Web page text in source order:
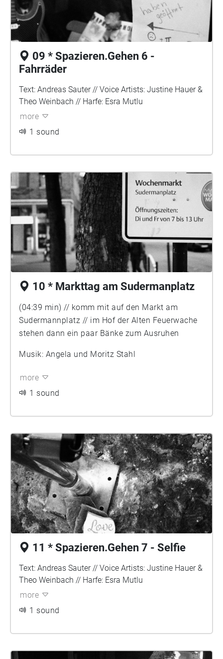
09 * Spazieren.Gehen 6 -
Fahrräder
Text: Andreas Sauter // Voice Artists: Justine Hauer &
Theo Weinbach // Harfe: Esra Mutlu
more
1 sound
10 * Markttag am Sudermanplatz
(04:39 min) // komm mit auf den Markt am
Sudermannplatz // im Hof der Alten Feuerwache
stehen dann ein paar Bänke zum Ausruhen
Musik: Angela und Moritz Stahl
more
1 sound
11 * Spazieren.Gehen 7 - Selfie
Text: Andreas Sauter // Voice Artists: Justine Hauer &
Theo Weinbach // Harfe: Esra Mutlu
more
1 sound